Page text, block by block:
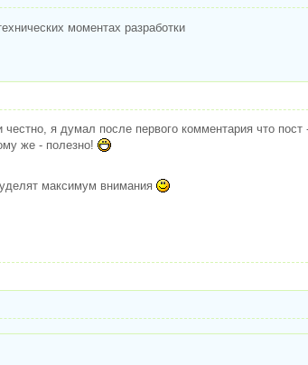
моментах разработки
я думал после первого комментария что
же - полезно!
максимум внимания